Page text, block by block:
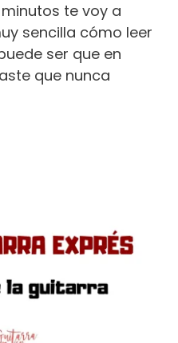
minutos te voy a
sencilla cómo leer
ser que en
que nunca